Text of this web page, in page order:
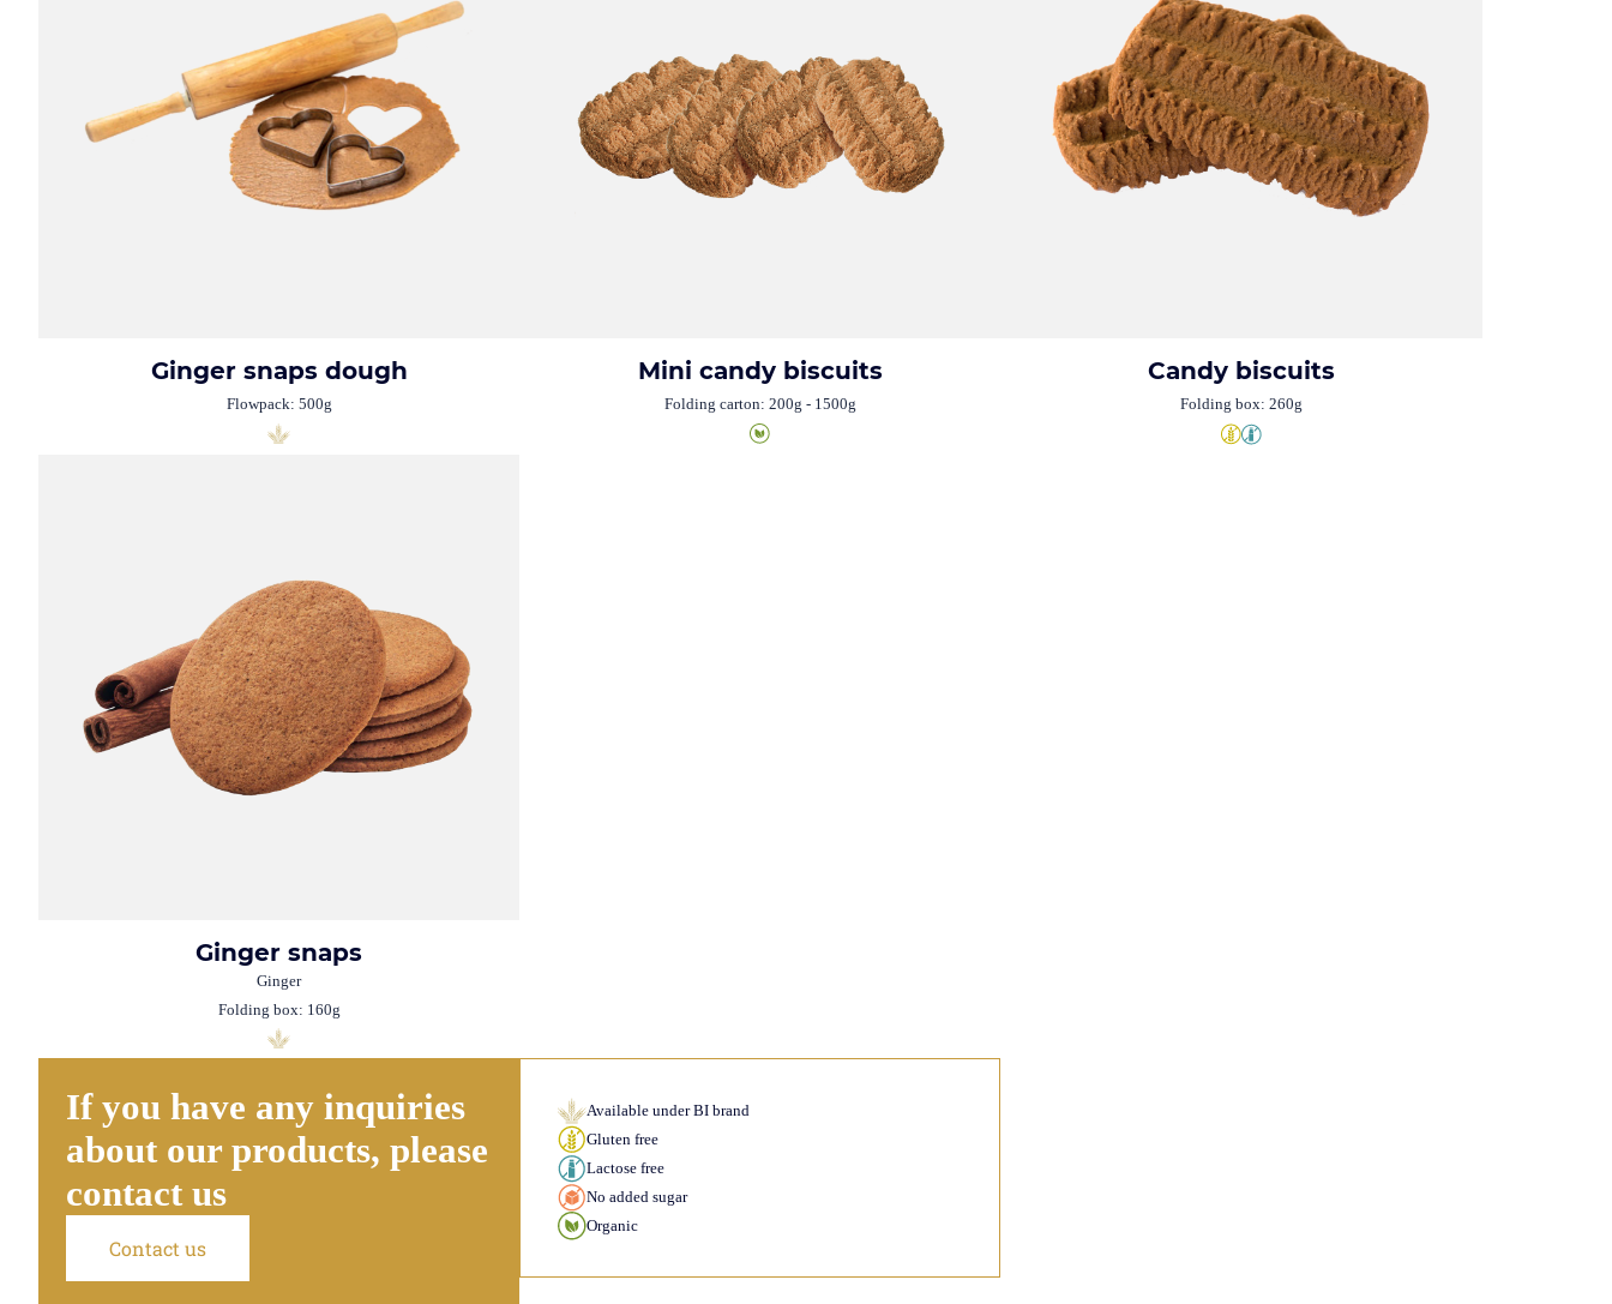
Ginger snaps dough
Flowpack: 500g
Mini candy biscuits
Folding carton: 200g - 1500g
Candy biscuits
Folding box: 260g
Ginger snaps
Ginger
Folding box: 160g
If you have any inquiries
about our products, please
contact us
Contact us
Available under BI brand
Gluten free
Lactose free
No added sugar
Organic